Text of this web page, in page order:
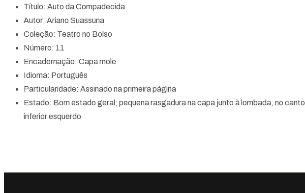
Título: Auto da Compadecida
Autor: Ariano Suassuna
Coleção: Teatro no Bolso
Número: 11
Encadernação: Capa mole
Idioma: Português
Particularidade: Assinado na primeira página
Estado: Bom estado geral; pequena rasgadura na capa junto à lombada, no canto
inferior esquerdo